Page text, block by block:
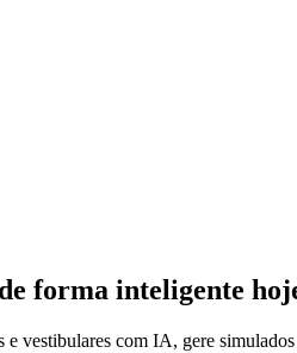
forma inteligente
e vestibulares com IA, gere